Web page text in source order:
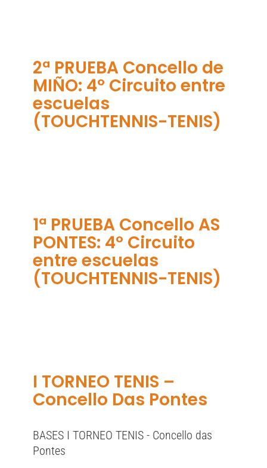
2ª PRUEBA Concello de
MIÑO: 4º Circuito entre
escuelas
(TOUCHTENNIS-TENIS)
1ª PRUEBA Concello AS
PONTES: 4º Circuito
entre escuelas
(TOUCHTENNIS-TENIS)
I TORNEO TENIS –
Concello Das Pontes
BASES I TORNEO TENIS - Concello das
Pontes